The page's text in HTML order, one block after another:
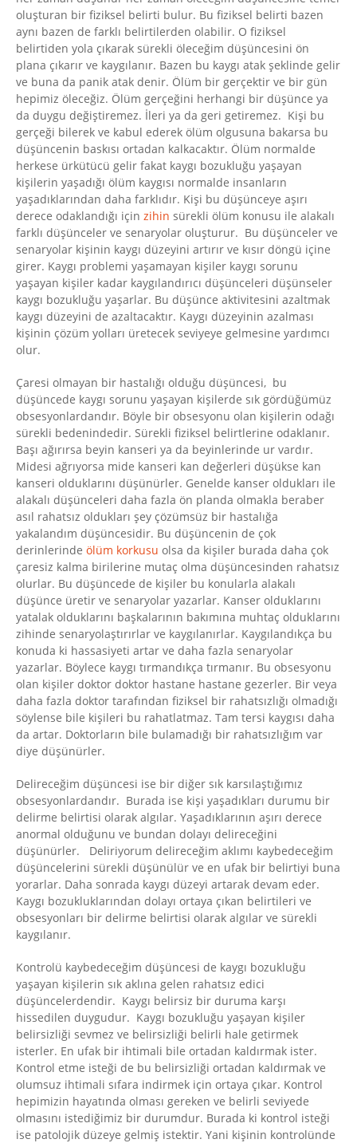
oluşturan bir fiziksel belirti bulur. Bu fiziksel belirti bazen
aynı bazen de farklı belirtilerden olabilir. O fiziksel
belirtiden yola çıkarak sürekli öleceğim düşüncesini ön
plana çıkarır ve kaygılanır. Bazen bu kaygı atak şeklinde gelir
ve buna da panik atak denir. Ölüm bir gerçektir ve bir gün
hepimiz öleceğiz. Ölüm gerçeğini herhangi bir düşünce ya
da duygu değiştiremez. İleri ya da geri getiremez. Kişi bu
gerçeği bilerek ve kabul ederek ölüm olgusuna bakarsa bu
düşüncenin baskısı ortadan kalkacaktır. Ölüm normalde
herkese ürkütücü gelir fakat kaygı bozukluğu yaşayan
kişilerin yaşadığı ölüm kaygısı normalde insanların
yaşadıklarından daha farklıdır. Kişi bu düşünceye aşırı
derece odaklandığı için zihin sürekli ölüm konusu ile alakalı
farklı düşünceler ve senaryolar oluşturur. Bu düşünceler ve
senaryolar kişinin kaygı düzeyini artırır ve kısır döngü içine
girer. Kaygı problemi yaşamayan kişiler kaygı sorunu
yaşayan kişiler kadar kaygılandırıcı düşünceleri düşünseler
kaygı bozukluğu yaşarlar. Bu düşünce aktivitesini azaltmak
kaygı düzeyini de azaltacaktır. Kaygı düzeyinin azalması
kişinin çözüm yolları üretecek seviyeye gelmesine yardımcı
olur.
Çaresi olmayan bir hastalığı olduğu düşüncesi, bu
düşüncede kaygı sorunu yaşayan kişilerde sık gördüğümüz
obsesyonlardandır. Böyle bir obsesyonu olan kişilerin odağı
sürekli bedenindedir. Sürekli fiziksel belirtlerine odaklanır.
Başı ağırırsa beyin kanseri ya da beyinlerinde ur vardır.
Midesi ağrıyorsa mide kanseri kan değerleri düşükse kan
kanseri olduklarını düşünürler. Genelde kanser oldukları ile
alakalı düşünceleri daha fazla ön planda olmakla beraber
asıl rahatsız oldukları şey çözümsüz bir hastalığa
yakalandım düşüncesidir. Bu düşüncenin de çok
derinlerinde ölüm korkusu olsa da kişiler burada daha çok
çaresiz kalma birilerine mutaç olma düşüncesinden rahatsız
olurlar. Bu düşüncede de kişiler bu konularla alakalı
düşünce üretir ve senaryolar yazarlar. Kanser olduklarını
yatalak olduklarını başkalarının bakımına muhtaç olduklarını
zihinde senaryolaştırırlar ve kaygılanırlar. Kaygılandıkça bu
konuda ki hassasiyeti artar ve daha fazla senaryolar
yazarlar. Böylece kaygı tırmandıkça tırmanır. Bu obsesyonu
olan kişiler doktor doktor hastane hastane gezerler. Bir veya
daha fazla doktor tarafından fiziksel bir rahatsızlığı olmadığı
söylense bile kişileri bu rahatlatmaz. Tam tersi kaygısı daha
da artar. Doktorların bile bulamadığı bir rahatsızlığım var
diye düşünürler.
Delireceğim düşüncesi ise bir diğer sık karsılaştığımız
obsesyonlardandır. Burada ise kişi yaşadıkları durumu bir
delirme belirtisi olarak algılar. Yaşadıklarının aşırı derece
anormal olduğunu ve bundan dolayı delireceğini
düşünürler. Deliriyorum delireceğim aklımı kaybedeceğim
düşüncelerini sürekli düşünülür ve en ufak bir belirtiyi buna
yorarlar. Daha sonrada kaygı düzeyi artarak devam eder.
Kaygı bozukluklarından dolayı ortaya çıkan belirtileri ve
obsesyonları bir delirme belirtisi olarak algılar ve sürekli
kaygılanır.
Kontrolü kaybedeceğim düşüncesi de kaygı bozukluğu
yaşayan kişilerin sık aklına gelen rahatsız edici
düşüncelerdendir. Kaygı belirsiz bir duruma karşı
hissedilen duygudur. Kaygı bozukluğu yaşayan kişiler
belirsizliği sevmez ve belirsizliği belirli hale getirmek
isterler. En ufak bir ihtimali bile ortadan kaldırmak ister.
Kontrol etme isteği de bu belirsizliği ortadan kaldırmak ve
olumsuz ihtimali sıfara indirmek için ortaya çıkar. Kontrol
hepimizin hayatında olması gereken ve belirli seviyede
olmasını istediğimiz bir durumdur. Burada ki kontrol isteği
ise patolojik düzeye gelmiş istektir. Yani kişinin kontrolünde